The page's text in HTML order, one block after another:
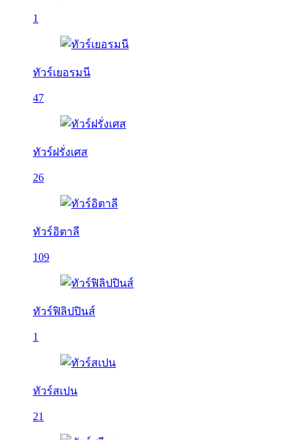
1
ทัวร์เยอรมนี
47
ทัวร์ฝรั่งเศส
26
ทัวร์อิตาลี
109
ทัวร์ฟิลิปปินส์
1
ทัวร์สเปน
21